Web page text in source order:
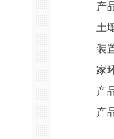
产
土
装
家
产
产